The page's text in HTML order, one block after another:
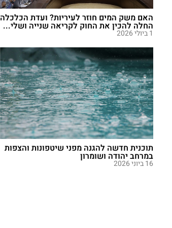
האם משק המים חוזר לעיריות? ועדת הכלכלה
החלה להכין את החוק לקריאה שנייה ושלי...
1 ביולי 2026
תוכנית חדשה להגנה מפני שיטפונות והצפות
במרחב יהודה ושומרון
16 ביוני 2026